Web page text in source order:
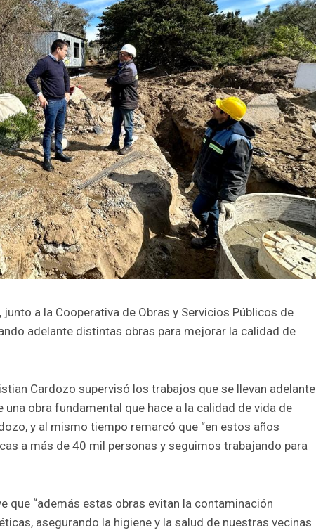
a la Cooperativa de Obras y Servicios Públicos de
adelante distintas obras para mejorar la calidad de
Cardozo supervisó los trabajos que se llevan adelante
una obra fundamental que hace a la calidad de vida de
y al mismo tiempo remarcó que “en estos años
a más de 40 mil personas y seguimos trabajando para
que “además estas obras evitan la contaminación
asegurando la higiene y la salud de nuestras vecinas